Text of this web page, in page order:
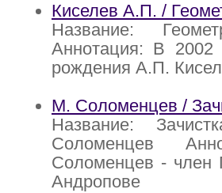
Киселев А.П. /
Название:
Аннотация: В 2002
рождения А.П.
М. Соломенцев /
Название:
Соломенцев
Соломенцев -
Андропове